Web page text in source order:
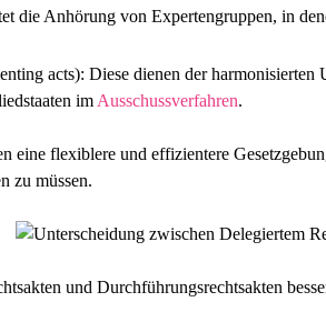
die Anhörung von Expertengruppen, in
acts): Diese dienen der
im Ausschussverfahren.
eine flexiblere und effizientere
zu müssen.
und Durchführungsrechtsakten